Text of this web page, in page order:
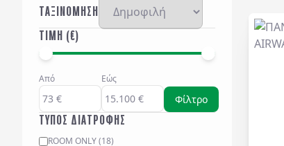
ΤΑΞΙΝΟΜΗΣΗ
ΤΙΜΗ (€)
Από Εώς
Φίλτρο
ΤΥΠΟΣ ΔΙΑΤΡΟΦΗΣ
ROOM ONLY(18)